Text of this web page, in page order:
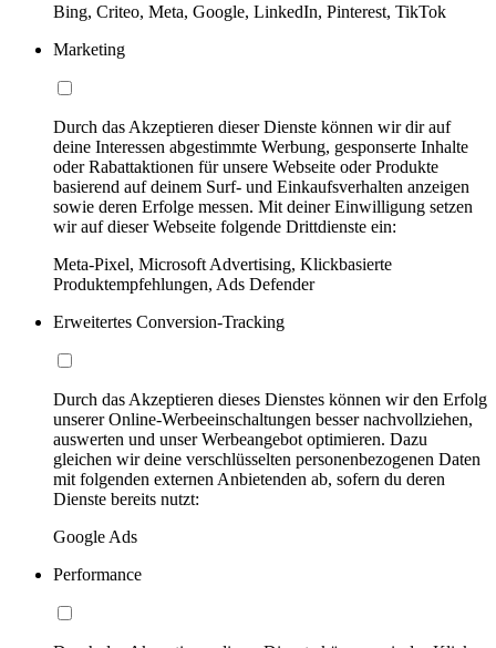
Bing, Criteo, Meta, Google, LinkedIn, Pinterest, TikTok
Marketing
Durch das Akzeptieren dieser Dienste können wir dir auf
deine Interessen abgestimmte Werbung, gesponserte Inhalte
oder Rabattaktionen für unsere Webseite oder Produkte
basierend auf deinem Surf- und Einkaufsverhalten anzeigen
sowie deren Erfolge messen. Mit deiner Einwilligung setzen
wir auf dieser Webseite folgende Drittdienste ein:
Meta-Pixel, Microsoft Advertising, Klickbasierte
Produktempfehlungen, Ads Defender
Erweitertes Conversion-Tracking
Durch das Akzeptieren dieses Dienstes können wir den Erfolg
unserer Online-Werbeeinschaltungen besser nachvollziehen,
auswerten und unser Werbeangebot optimieren. Dazu
gleichen wir deine verschlüsselten personenbezogenen Daten
mit folgenden externen Anbietenden ab, sofern du deren
Dienste bereits nutzt:
Google Ads
Performance